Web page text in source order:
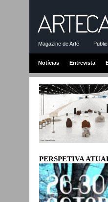
Magazine de Arte
Notícias Entrevista
PERSPETIVA